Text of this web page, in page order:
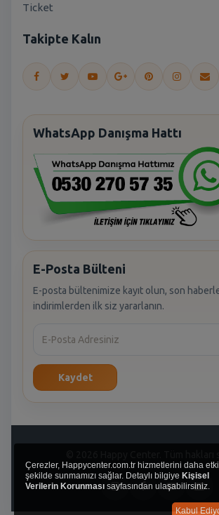
Ticket
Takipte Kalın
WhatsApp Danışma Hattı
E-Posta Bülteni
E-posta bültenimize kayıt olun, son
indirimlerden ilk siz yararlanın.
Kaydet
© 2026 Happy Center. Tüm hakları
Çerezler, Happycenter.com.tr hizmetlerini daha
şekilde sunmamızı sağlar. Detaylı bilgiye Kişisel
Verilerin Korunması sayfasından ulaşabilirsiniz.
Kabul